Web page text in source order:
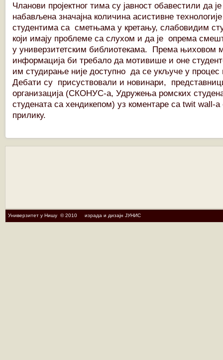
Чланови пројектног тима су јавност обавестили да
набављена значајна количина асистивне
студентима са сметњама у кретању, слабовидим
који имају проблеме са слухом и да је опрема
у универзитетским библиотекама. Према
информација би требало да мотивише и оне
им студирање није доступно да се укључе у процес
Дебати су присуствовали и новинари,
организација (СКОНУС-а, Удружења ромских
студената са хендикепом) уз коментаре са twit wall-
прилику.
Универзитет у Нишу © 2010 израда и дизајн ЈУНИС